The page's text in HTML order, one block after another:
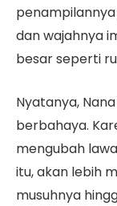
dan wajahnya
besar seperti
Nyatanya,
berbahaya.
mengubah
itu, akan lebih
musuhnya